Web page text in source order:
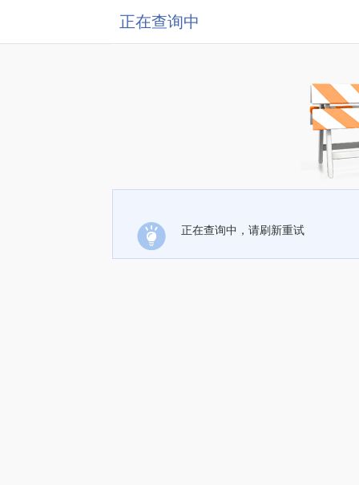
正在查询中
正在查询中，请刷新重试